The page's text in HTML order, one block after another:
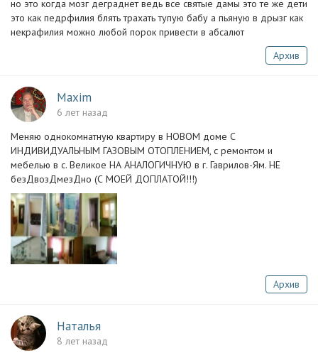
но это когда мозг деграднет ведь все святые дамы это те же дети
это как педрфилия блять трахать тупую бабу а пьяную в дрызг как
некрафилия можно любой порок привести в абсалют
Архив
Maxim
6 лет назад
Меняю однокомнатную квартиру в НОВОМ доме С
ИНДИВИДУАЛЬНЫМ ГАЗОВЫМ ОТОПЛЕНИЕМ, с ремонтом и
мебелью в с. Великое НА АНАЛОГИЧНУЮ в г. Гаврилов-Ям. НЕ
безДвозДмезДно (С МОЕЙ ДОПЛАТОЙ!!!)
Архив
Наталья
8 лет назад